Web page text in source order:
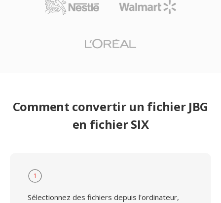
Comment convertir un fichier JBG
en fichier SIX
1
Sélectionnez des fichiers depuis l'ordinateur,